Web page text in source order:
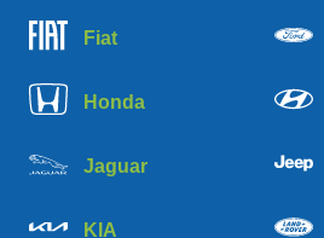
Fiat
Honda
Jaguar
KIA